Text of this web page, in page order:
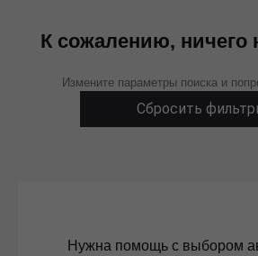
К сожалению, ничего
Измените параметры поиска и
Сбросить
Нужна помощь с выбором